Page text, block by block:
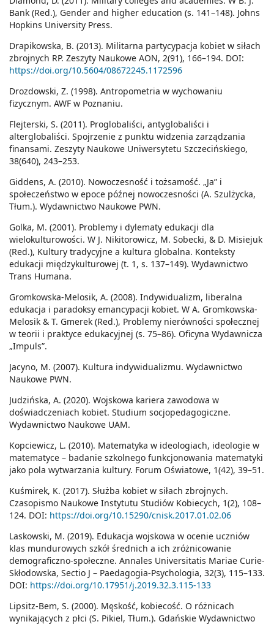
Bank (Red.), Gender and higher education (s. 141–148). Johns
Hopkins University Press.
Drapikowska, B. (2013). Militarna partycypacja kobiet w siłach
zbrojnych RP. Zeszyty Naukowe AON, 2(91), 166–194. DOI:
https://doi.org/10.5604/08672245.1172596
Drozdowski, Z. (1998). Antropometria w wychowaniu
fizycznym. AWF w Poznaniu.
Flejterski, S. (2011). Proglobaliści, antyglobaliści i
alterglobaliści. Spojrzenie z punktu widzenia zarządzania
finansami. Zeszyty Naukowe Uniwersytetu Szczecińskiego,
38(640), 243–253.
Giddens, A. (2010). Nowoczesność i tożsamość. „Ja” i
społeczeństwo w epoce późnej nowoczesności (A. Szulżycka,
Tłum.). Wydawnictwo Naukowe PWN.
Golka, M. (2001). Problemy i dylematy edukacji dla
wielokulturowości. W J. Nikitorowicz, M. Sobecki, & D. Misiejuk
(Red.), Kultury tradycyjne a kultura globalna. Konteksty
edukacji międzykulturowej (t. 1, s. 137–149). Wydawnictwo
Trans Humana.
Gromkowska-Melosik, A. (2008). Indywidualizm, liberalna
edukacja i paradoksy emancypacji kobiet. W A. Gromkowska-
Melosik & T. Gmerek (Red.), Problemy nierówności społecznej
w teorii i praktyce edukacyjnej (s. 75–86). Oficyna Wydawnicza
„Impuls”.
Jacyno, M. (2007). Kultura indywidualizmu. Wydawnictwo
Naukowe PWN.
Judzińska, A. (2020). Wojskowa kariera zawodowa w
doświadczeniach kobiet. Studium socjopedagogiczne.
Wydawnictwo Naukowe UAM.
Kopciewicz, L. (2010). Matematyka w ideologiach, ideologie w
matematyce – badanie szkolnego funkcjonowania matematyki
jako pola wytwarzania kultury. Forum Oświatowe, 1(42), 39–51.
Kuśmirek, K. (2017). Służba kobiet w siłach zbrojnych.
Czasopismo Naukowe Instytutu Studiów Kobiecych, 1(2), 108–
124. DOI: https://doi.org/10.15290/cnisk.2017.01.02.06
Laskowski, M. (2019). Edukacja wojskowa w ocenie uczniów
klas mundurowych szkół średnich a ich zróżnicowanie
demograficzno-społeczne. Annales Universitatis Mariae Curie-
Skłodowska, Sectio J – Paedagogia-Psychologia, 32(3), 115–133.
DOI: https://doi.org/10.17951/j.2019.32.3.115-133
Lipsitz-Bem, S. (2000). Męskość, kobiecość. O różnicach
wynikających z płci (S. Pikiel, Tłum.). Gdańskie Wydawnictwo